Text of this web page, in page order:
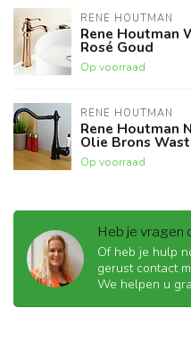
RENE HOUTMAN
Rene Houtman
Rosé Goud
Op voorraad
RENE HOUTMAN
Rene Houtman
Olie Brons
Op voorraad
Heb je vragen
Of heb je hulp
gerust contact
We helpen u